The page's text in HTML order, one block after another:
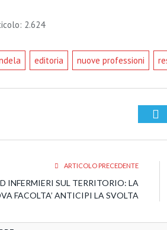
2.624
editoria nuove professioni
ARTICOLO PRECEDENTE
INFERMIERI SUL TERRITORIO: LA
FACOLTA’ ANTICIPI LA SVOLTA